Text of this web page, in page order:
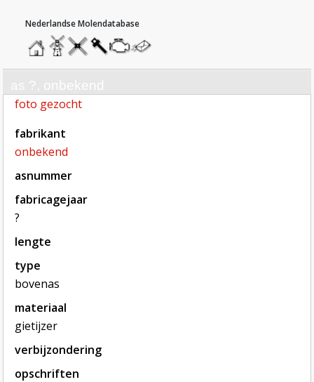
homemolendatabase
roedendatabase
assendatabase
motorendatabase
stuur
een
bericht
as ?, onbekend
foto gezocht
fabrikant
onbekend
asnummer
fabricagejaar
?
lengte
type
bovenas
materiaal
gietijzer
verbijzondering
opschriften